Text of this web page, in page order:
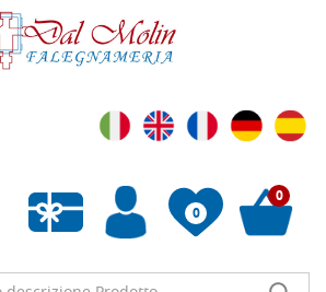
0
Wunschliste leeren
0